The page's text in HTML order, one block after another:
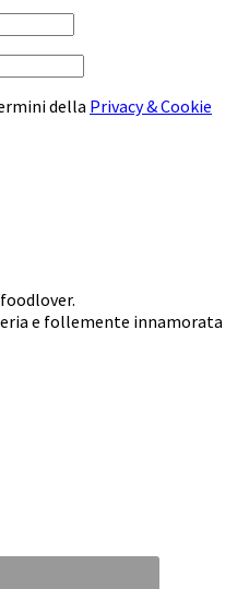
della Privacy & Cookie
e follemente innamorata